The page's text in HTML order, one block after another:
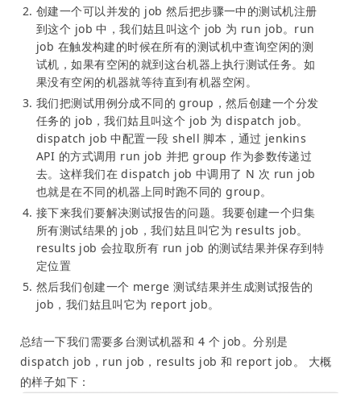
创建一个可以并发的 job 然后把步骤一中的测试机注册
到这个 job 中，我们姑且叫这个 job 为 run job。run
job 在触发构建的时候在所有的测试机中查询空闲的测
试机，如果有空闲的就到这台机器上执行测试任务。如
果没有空闲的机器就等待直到有机器空闲。
我们把测试用例分成不同的 group，然后创建一个分发
任务的 job，我们姑且叫这个 job 为 dispatch job。
dispatch job 中配置一段 shell 脚本，通过 jenkins
API 的方式调用 run job 并把 group 作为参数传递过
去。这样我们在 dispatch job 中调用了 N 次 run job
也就是在不同的机器上同时跑不同的 group。
接下来我们要解决测试报告的问题。我要创建一个归集
所有测试结果的 job，我们姑且叫它为 results job。
results job 会拉取所有 run job 的测试结果并保存到特
定位置
然后我们创建一个 merge 测试结果并生成测试报告的
job，我们姑且叫它为 report job。
总结一下我们需要多台测试机器和 4 个 job。分别是
dispatch job，run job，results job 和 report job。 大概
的样子如下：